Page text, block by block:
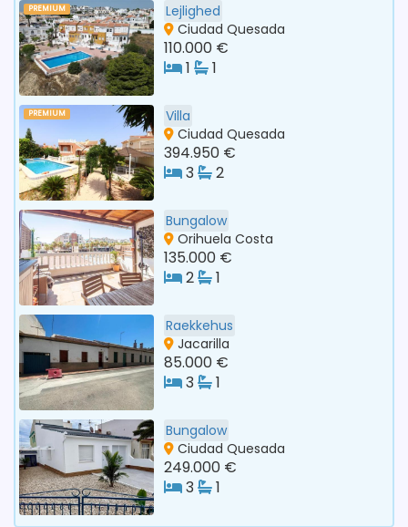
PREMIUM
Lejlighed
Ciudad Quesada
110.000 €
1
1
PREMIUM
Villa
Ciudad Quesada
394.950 €
3
2
Bungalow
Orihuela Costa
135.000 €
2
1
Raekkehus
Jacarilla
85.000 €
3
1
Bungalow
Ciudad Quesada
249.000 €
3
1